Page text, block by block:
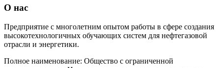
О нас
Предприятие с многолетним опытом работы в сфере создания
высокотехнологичных обучающих систем для нефтегазовой
отрасли и энергетики.
Полное наименование: Общество с ограниченной